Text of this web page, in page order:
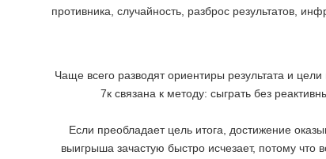
противника, случайность, разброс результатов,
Чаще всего разводят ориентиры результата и
7к связана к методу: сыграть без
Если преобладает цель итога, достижение
выигрыша зачастую быстро исчезает, потому